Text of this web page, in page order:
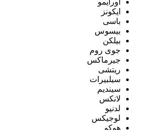
اورايمو
ايكونز
باسى
بيسوس
بيلكن
جوى روم
جيرماكس
ريتشى
سيلبيرات
سينديم
لانكس
لدنيو
لوجيكس
هوكو